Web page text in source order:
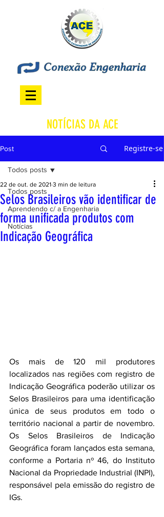
NOTÍCIAS DA ACE
Post Registre-se
Todos posts
Aprendendo c/ a Engenharia
Notícias
Todos posts
Selos Brasileiros vão identificar de
forma unificada produtos com
Indicação Geográfica
22 de out. de 2021 3 min de leitura
Os mais de 120 mil produtores
localizados nas regiões com registro de
Indicação Geográfica poderão utilizar os
Selos Brasileiros para uma identificação
única de seus produtos em todo o
território nacional a partir de novembro.
Os Selos Brasileiros de Indicação
Geográfica foram lançados esta semana,
conforme a Portaria nº 46, do Instituto
Nacional da Propriedade Industrial (INPI),
responsável pela emissão do registro de
IGs.